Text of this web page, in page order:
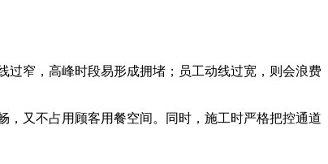
过窄，高峰时段易形成拥堵；员工动线过宽，则会浪费
又不占用顾客用餐空间。同时，施工时严格把控通道